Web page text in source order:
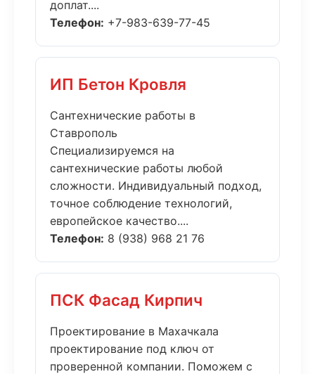
доплат....
Телефон: +7-983-639-77-45
ИП Бетон Кровля
Сантехнические работы в
Ставрополь
Специализируемся на
сантехнические работы любой
сложности. Индивидуальный подход,
точное соблюдение технологий,
европейское качество....
Телефон: 8 (938) 968 21 76
ПСК Фасад Кирпич
Проектирование в Махачкала
проектирование под ключ от
проверенной компании. Поможем с